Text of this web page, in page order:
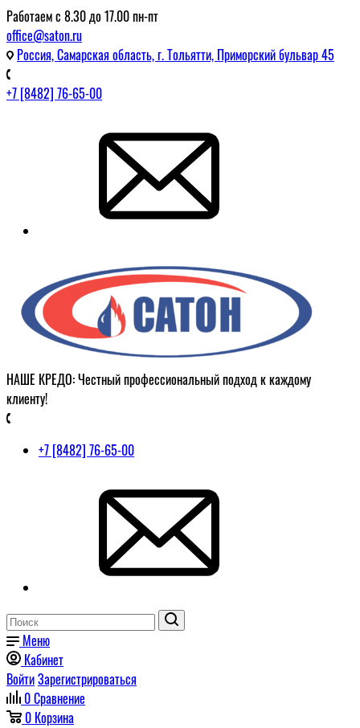
Работаем с 8.30 до 17.00 пн-пт
office@saton.ru
Россия, Самарская область, г. Тольятти, Приморский бульвар 45
+7 [8482] 76-65-00
НАШЕ КРЕДО: Честный профессиональный подход к каждому
клиенту!
+7 [8482] 76-65-00
Меню
Кабинет
ВойтиЗарегистрироваться
0Сравнение
0 Корзина